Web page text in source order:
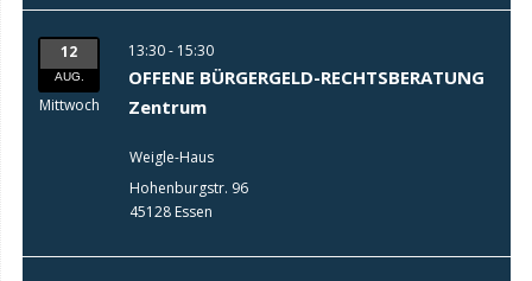
12
AUG.
Mittwoch
13:30 - 15:30
OFFENE BÜRGERGELD-RECHTSBERATUNG
Zentrum
Weigle-Haus
Hohenburgstr. 96
45128 Essen